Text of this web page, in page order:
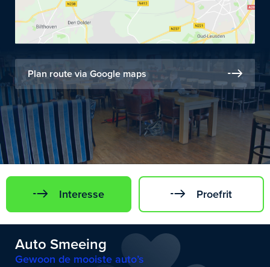
Plan route via Google maps
Interesse Proefrit
Auto Smeeing
Gewoon de mooiste auto’s